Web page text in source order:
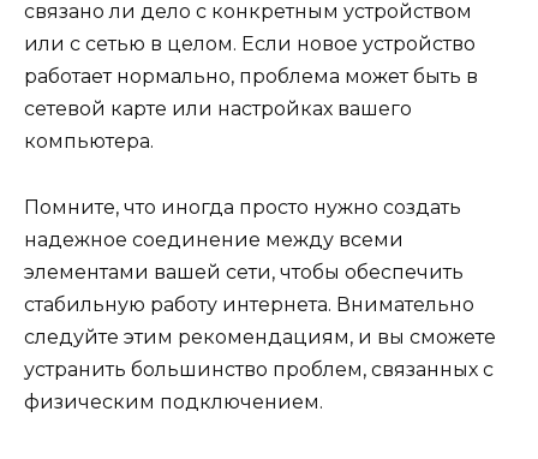
связано ли дело с конкретным устройством
или с сетью в целом. Если новое устройство
работает нормально, проблема может быть в
сетевой карте или настройках вашего
компьютера.
Помните, что иногда просто нужно создать
надежное соединение между всеми
элементами вашей сети, чтобы обеспечить
стабильную работу интернета. Внимательно
следуйте этим рекомендациям, и вы сможете
устранить большинство проблем, связанных с
физическим подключением.